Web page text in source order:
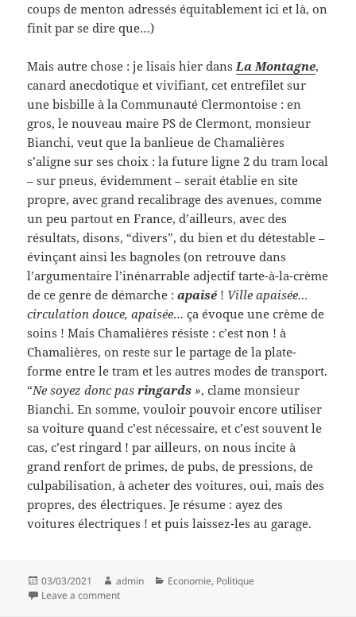
coups de menton adressés équitablement ici et là, on
finit par se dire que…)
Mais autre chose : je lisais hier dansLa Montagne,
canard anecdotique et vivifiant, cet entrefilet sur
une bisbille à la Communauté Clermontoise : en
gros, le nouveau maire PS de Clermont, monsieur
Bianchi, veut que la banlieue de Chamalières
s’aligne sur ses choix : la future ligne 2 du tram local
– sur pneus, évidemment – serait établie en site
propre, avec grand recalibrage des avenues, comme
un peu partout en France, d’ailleurs, avec des
résultats, disons, “divers”, du bien et du détestable –
évinçant ainsi les bagnoles (on retrouve dans
l’argumentaire l’inénarrable adjectif tarte-à-la-crème
de ce genre de démarche :apaisé ! Ville apaisée…
circulation douce, apaisée… ça évoque une crème de
soins ! Mais Chamalières résiste : c’est non ! à
Chamalières, on reste sur le partage de la plate-
forme entre le tram et les autres modes de transport.
“Ne soyez donc pasringards», clame monsieur
Bianchi. En somme, vouloir pouvoir encore utiliser
sa voiture quand c’est nécessaire, et c’est souvent le
cas, c’est ringard ! par ailleurs, on nous incite à
grand renfort de primes, de pubs, de pressions, de
culpabilisation, à acheter des voitures, oui, mais des
propres, des électriques. Je résume : ayez des
voitures électriques ! et puis laissez-les au garage.
Posted
on
03/03/2021 Author
admin Categories
Economie, Politique
Leave a commenton Double peine, vroom vroom